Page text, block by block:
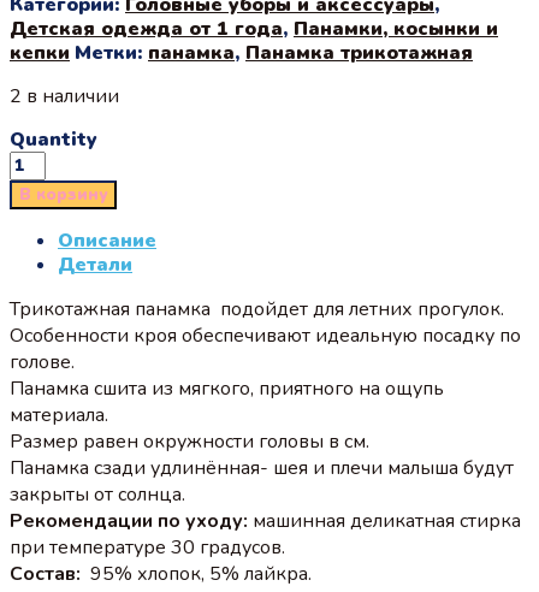
Детская одежда от 1 года, Панамки, косынки и
кепки Метки: панамка, Панамка трикотажная
2 в наличии
Quantity
В корзину
Описание
Детали
Трикотажная панамка подойдет для летних прогулок.
Особенности кроя обеспечивают идеальную посадку по
голове.
Панамка сшита из мягкого, приятного на ощупь
материала.
Размер равен окружности головы в см.
Панамка сзади удлинённая- шея и плечи малыша будут
закрыты от солнца.
Рекомендации по уходу: машинная деликатная стирка
при температуре 30 градусов.
Состав: 95% хлопок, 5% лайкра.